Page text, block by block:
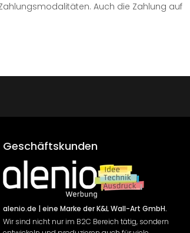
Auch die Zahlung auf
Geschäftskunden
alenio.de | eine Marke der K&L Wall-Art GmbH.
Wir sind nicht nur im B2C Bereich tätig, sondern